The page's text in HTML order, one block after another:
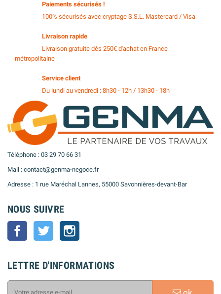
Paiements sécurisés !
100% sécurisés avec cryptage S.S.L. Mastercard / Visa
Livraison rapide
Livraison gratuite dès 250€ d'achat en France
métropolitaine
Service client
Du lundi au vendredi : 8h30 - 12h / 13h30 - 18h
Téléphone : 03 29 70 66 31
Mail : contact@genma-negoce.fr
Adresse : 1 rue Maréchal Lannes, 55000 Savonnières-devant-Bar
NOUS SUIVRE
Facebook Twitter
LETTRE D'INFORMATIONS